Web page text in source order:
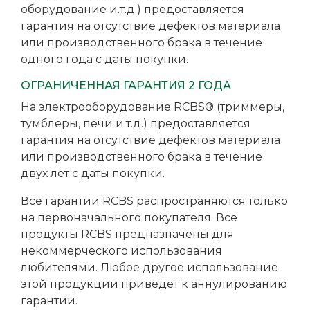
оборудование и.т.д.) предоставляется
гарантия на отсутствие дефектов материала
или производственного брака в течение
одного года с даты покупки.
ОГРАНИЧЕННАЯ ГАРАНТИЯ 2 ГОДА
На электрооборудование RCBS® (триммеры,
тумблеры, печи и.т.д.) предоставляется
гарантия на отсутствие дефектов материала
или производственного брака в течение
двух лет с даты покупки.
Все гарантии RCBS распространяются только
на первоначального покупателя. Все
продукты RCBS предназначены для
некоммерческого использования
любителями. Любое другое использование
этой продукции приведет к аннулированию
гарантии.